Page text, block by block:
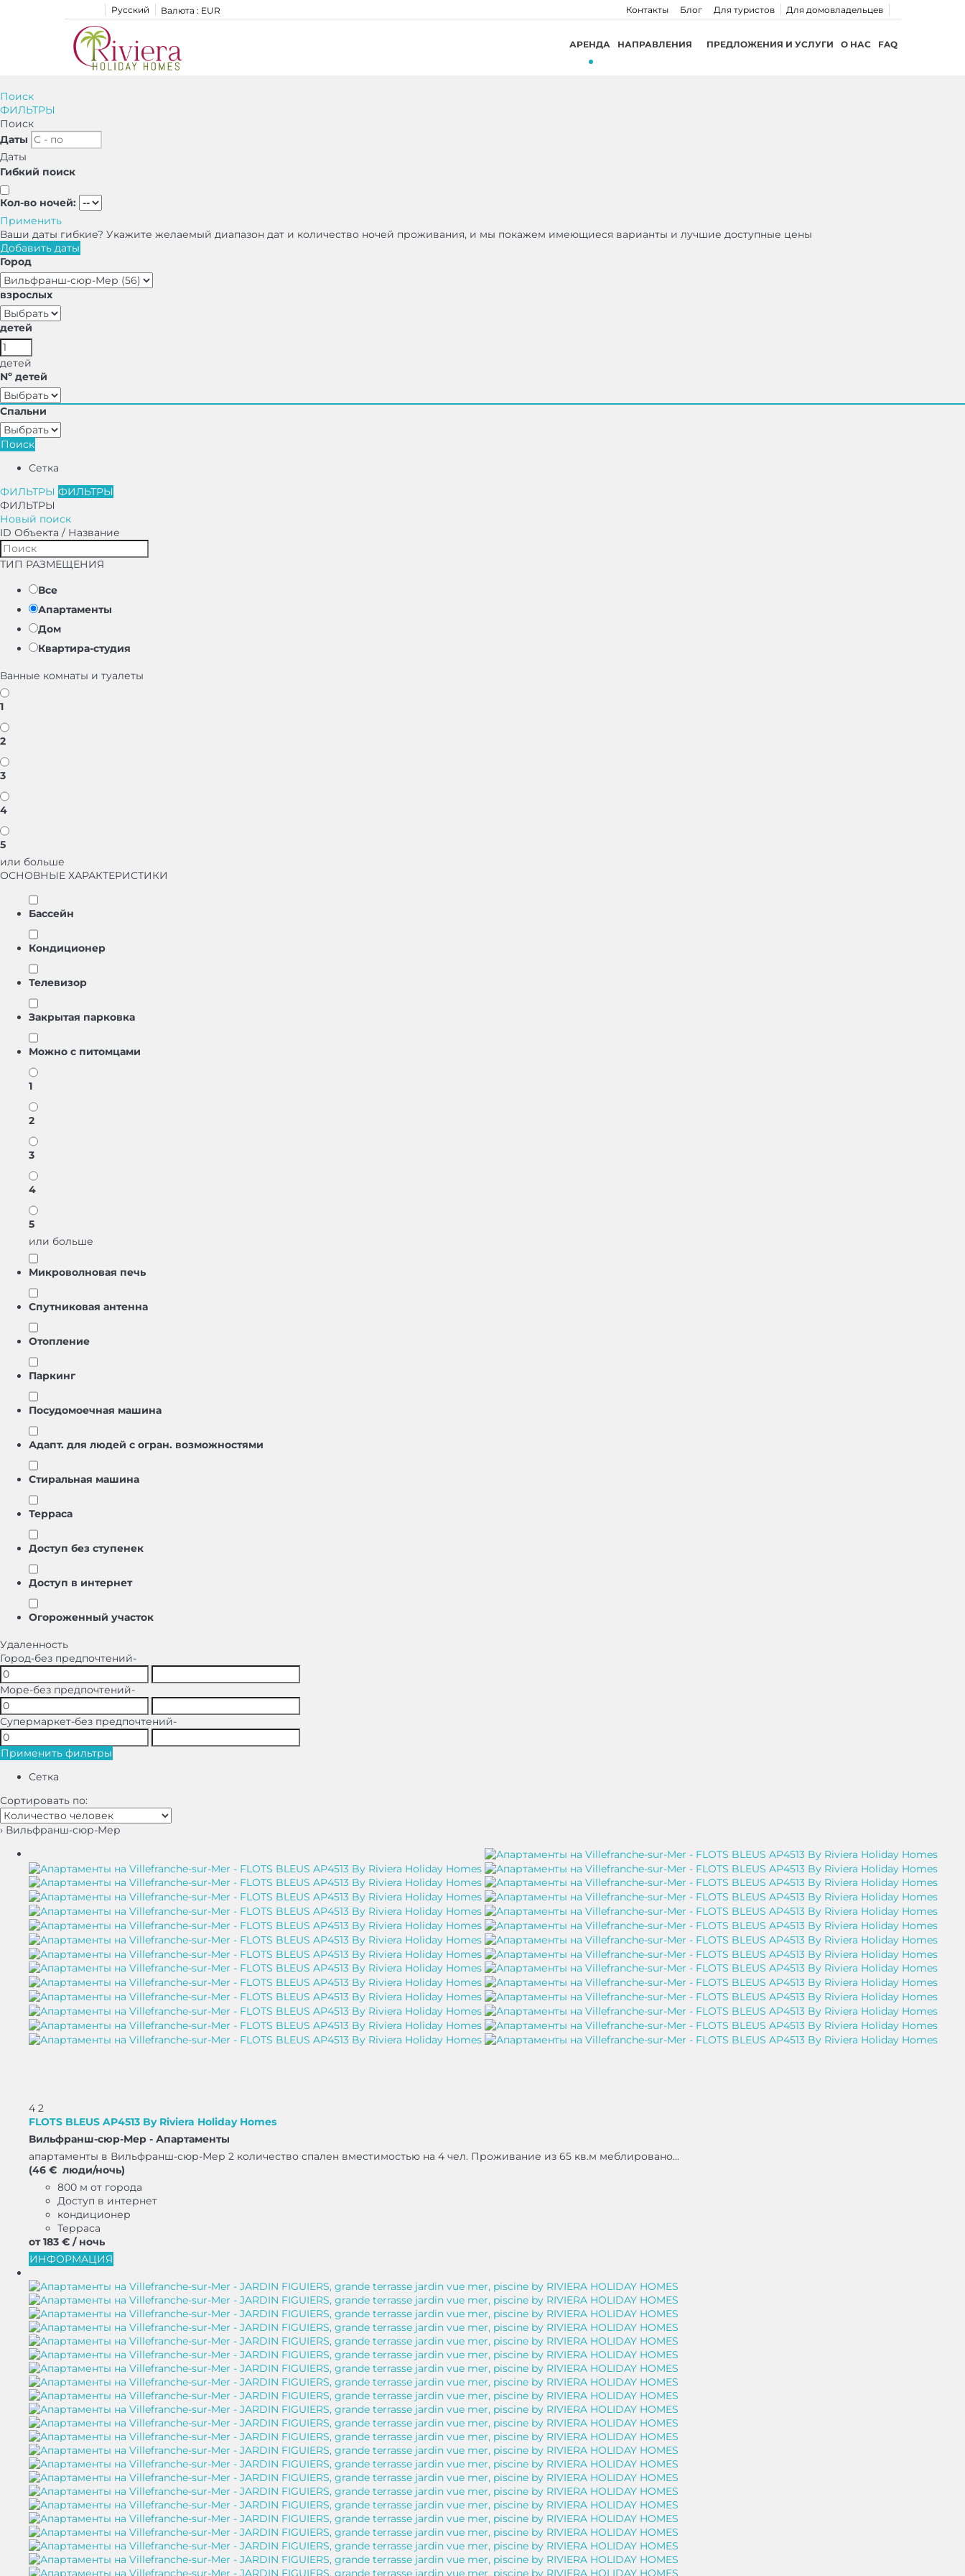
Русский Валюта : EUR Для домовладельцев
Для туристов
Блог
Контакты
АРЕНДА НАПРАВЛЕНИЯ ПРЕДЛОЖЕНИЯ И УСЛУГИ О НАС FAQ
Поиск
ФИЛЬТРЫ
Поиск
Даты
Даты
Гибкий поиск
Кол-во ночей:
Применить
Ваши даты гибкие? Укажите желаемый диапазон дат и количество ночей проживания, и мы покажем имеющиеся варианты и лучшие доступные цены
Добавить даты
Город
взрослых
детей
детей
Nº детей
Спальни
Поиск
Сетка
ФИЛЬТРЫ ФИЛЬТРЫ
ФИЛЬТРЫ
Новый поиск
ID Объекта / Название
ТИП РАЗМЕЩЕНИЯ
Все
Апартаменты
Дом
Квартира-студия
Ванные комнаты и туалеты
1
2
3
4
5
или больше
ОСНОВНЫЕ ХАРАКТЕРИСТИКИ
Бассейн
Кондиционер
Телевизор
Закрытая парковка
Можно с питомцами
1
2
3
4
5
или больше
Микроволновая печь
Спутниковая антенна
Отопление
Паркинг
Посудомоечная машина
Адапт. для людей с огран. возможностями
Стиральная машина
Терраса
Доступ без ступенек
Доступ в интернет
Oгороженный участок
Удаленность
Город-без предпочтений-
Море-без предпочтений-
Супермаркет-без предпочтений-
Применить фильтры
Сетка
Сортировать по:
› Вильфранш-сюр-Мер
4 2
FLOTS BLEUS AP4513 By Riviera Holiday Homes
Вильфранш-сюр-Мер - Апартаменты
апартаменты в Вильфранш-сюр-Мер 2 количество спален вместимостью на 4 чел. Проживание из 65 кв.м меблировано...
(46 € люди/ночь)
800 м от города
Доступ в интернет
кондиционер
Терраса
от 183 € / ночь
ИНФОРМАЦИЯ